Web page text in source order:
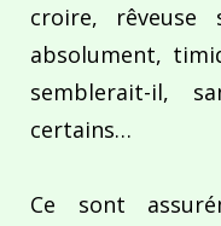
croire, rêveuse
absolument,
semblerait-il,
certains…
Ce sont